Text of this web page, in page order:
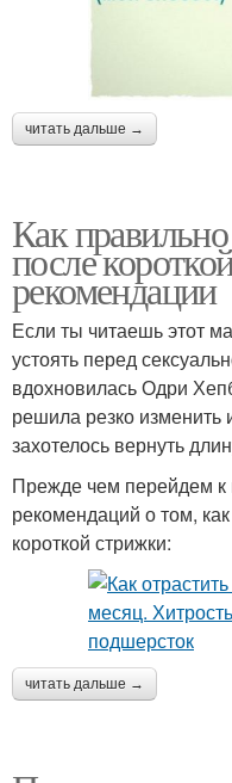
читать дальше →
Как
после
рекомендации
Если ты читаешь этот
устоять перед
вдохновилась Одри
решила резко
захотелось вернуть
Прежде чем перейдем к
рекомендаций о том,
короткой стрижки:
читать дальше →